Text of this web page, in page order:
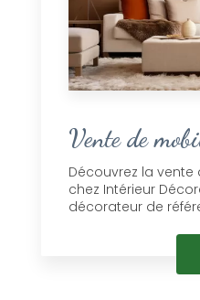
Vente de
Découvrez la vente
chez Intérieur
décorateur de